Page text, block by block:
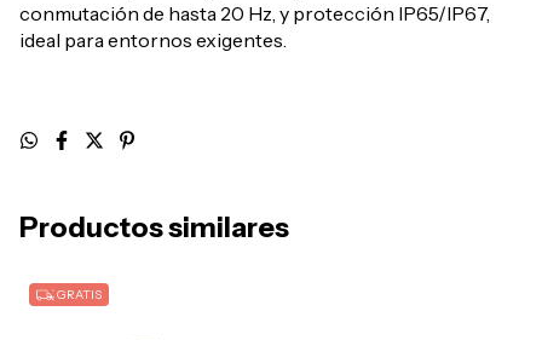
conmutación de hasta 20 Hz, y protección IP65/IP67,
ideal para entornos exigentes.
Productos similares
GRATIS